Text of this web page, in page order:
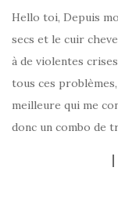
Hello toi, Depuis
secs et le cuir
à de violentes
tous ces
meilleure qui me
donc un combo de